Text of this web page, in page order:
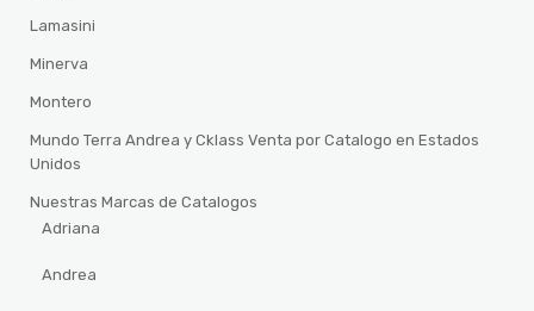
Lamasini
Minerva
Montero
Mundo Terra Andrea y Cklass Venta por Catalogo en Estados
Unidos
Nuestras Marcas de Catalogos
Adriana
Andrea